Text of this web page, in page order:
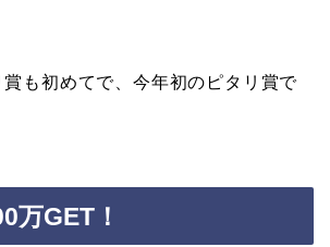
も初めてで、今年初のピタリ賞で
万GET！